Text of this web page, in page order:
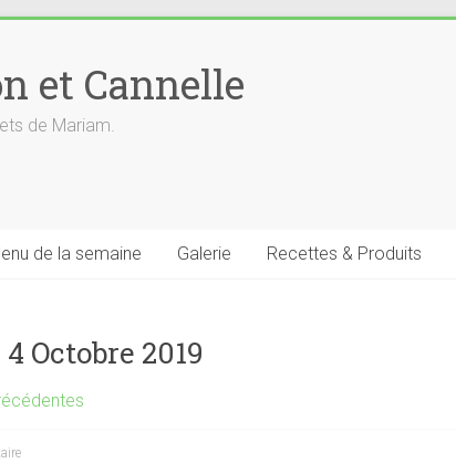
et Cannelle
de Mariam.
de la semaine Galerie Recettes & Produits
Octobre 2019